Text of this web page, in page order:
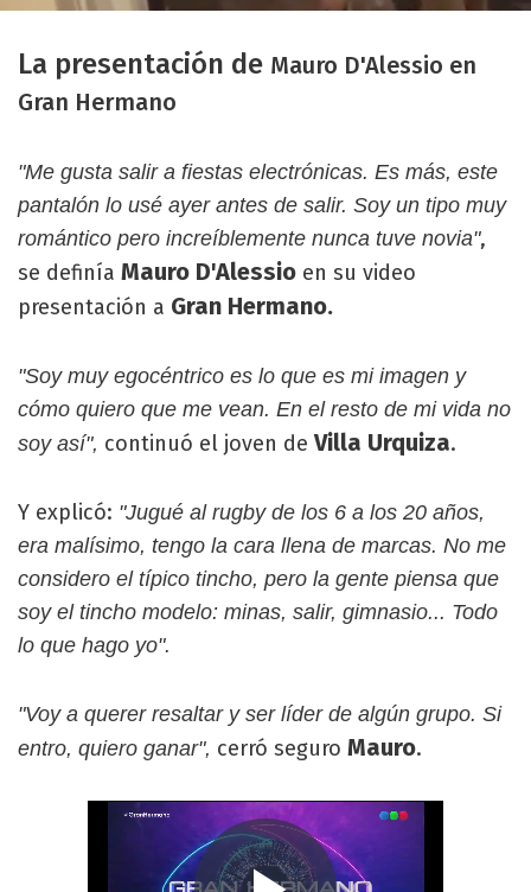
La presentación de Mauro D'Alessio en
Gran Hermano
"Me gusta salir a fiestas electrónicas. Es más, este
pantalón lo usé ayer antes de salir. Soy un tipo muy
romántico pero increíblemente nunca tuve novia",
se definía Mauro D'Alessio en su video
presentación a Gran Hermano.
"Soy muy egocéntrico es lo que es mi imagen y
cómo quiero que me vean. En el resto de mi vida no
soy así", continuó el joven deVilla Urquiza.
Y explicó: "Jugué al rugby de los 6 a los 20 años,
era malísimo, tengo la cara llena de marcas. No me
considero el típico tincho, pero la gente piensa que
soy el tincho modelo: minas, salir, gimnasio... Todo
lo que hago yo".
"Voy a querer resaltar y ser líder de algún grupo. Si
entro, quiero ganar", cerró seguro Mauro.